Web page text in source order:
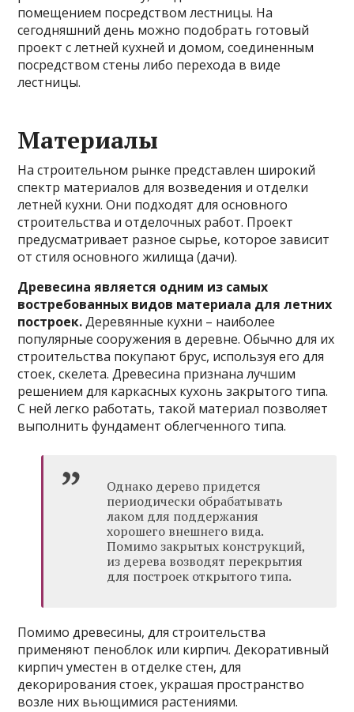
помещением посредством лестницы. На
сегодняшний день можно подобрать готовый
проект с летней кухней и домом, соединенным
посредством стены либо перехода в виде
лестницы.
Материалы
На строительном рынке представлен широкий
спектр материалов для возведения и отделки
летней кухни. Они подходят для основного
строительства и отделочных работ. Проект
предусматривает разное сырье, которое зависит
от стиля основного жилища (дачи).
Древесина является одним из самых
востребованных видов материала для летних
построек.Деревянные кухни – наиболее
популярные сооружения в деревне. Обычно для их
строительства покупают брус, используя его для
стоек, скелета. Древесина признана лучшим
решением для каркасных кухонь закрытого типа.
С ней легко работать, такой материал позволяет
выполнить фундамент облегченного типа.
Однако дерево придется
периодически обрабатывать
лаком для поддержания
хорошего внешнего вида.
Помимо закрытых конструкций,
из дерева возводят перекрытия
для построек открытого типа.
Помимо древесины, для строительства
применяют пеноблок или кирпич. Декоративный
кирпич уместен в отделке стен, для
декорирования стоек, украшая пространство
возле них вьющимися растениями.